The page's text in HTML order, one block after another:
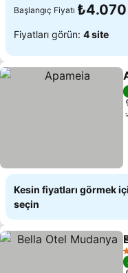
Başlangıç Fiyatı ₺4.070
Fiyatları görün: 4 site
Kesin fiyatları görmek
seçin